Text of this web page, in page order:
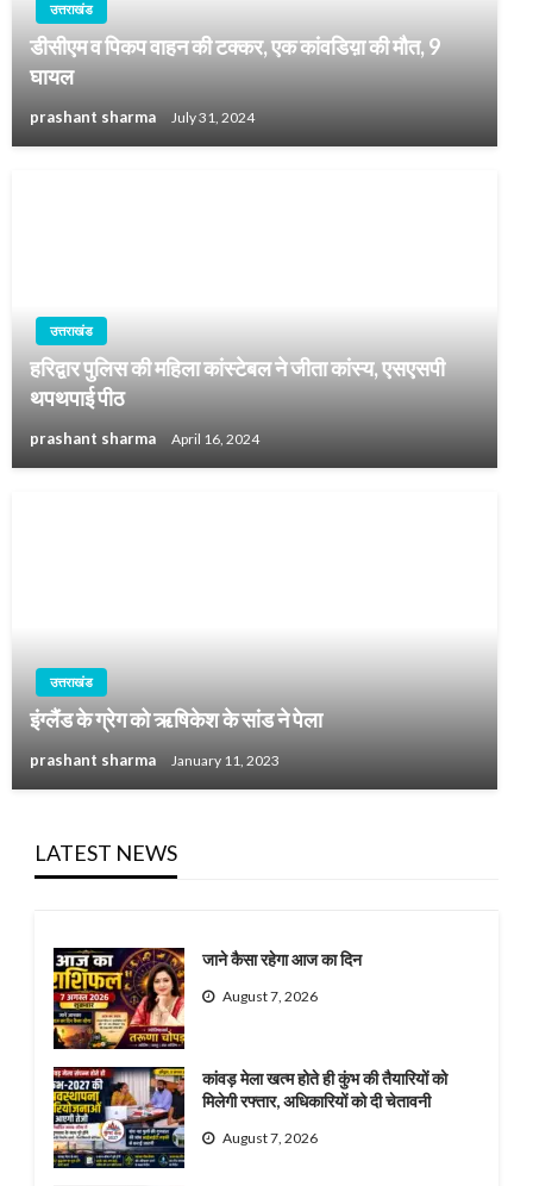
उत्तराखंड
डीसीएम व पिकप वाहन की टक्कर, एक कांवडिय़ा की मौत, 9
घायल
prashant sharma July 31, 2024
उत्तराखंड
हरिद्वार पुलिस की महिला कांस्टेबल ने जीता कांस्य, एसएसपी
थपथपाई पीठ
prashant sharma April 16, 2024
उत्तराखंड
इंग्लैंड के ग्रेग को ऋषिकेश के सांड ने पेला
prashant sharma January 11, 2023
LATEST NEWS
जाने कैसा रहेगा आज का दिन
August 7, 2026
कांवड़ मेला खत्म होते ही कुंभ की तैयारियों को
मिलेगी रफ्तार, अधिकारियों को दी चेतावनी
August 7, 2026